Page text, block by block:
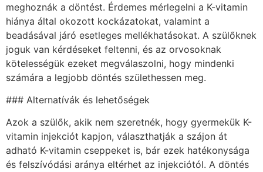
meghoznák a döntést. Érdemes mérlegelni a K-vitamin
hiánya által okozott kockázatokat, valamint a
beadásával járó esetleges mellékhatásokat. A szülőknek
joguk van kérdéseket feltenni, és az orvosoknak
kötelességük ezeket megválaszolni, hogy mindenki
számára a legjobb döntés születhessen meg.
### Alternatívák és lehetőségek
Azok a szülők, akik nem szeretnék, hogy gyermekük K-
vitamin injekciót kapjon, választhatják a szájon át
adható K-vitamin cseppeket is, bár ezek hatékonysága
és felszívódási aránya eltérhet az injekciótól. A döntés